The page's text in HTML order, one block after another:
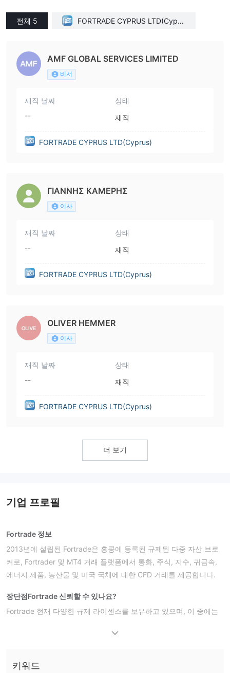
전체 5
FORTRADE CYPRUS LTD(Cypru
AMF GLOBAL SERVICES LIMITED
비서
재직 날짜
--
상태
재직
FORTRADE CYPRUS LTD(Cyprus)
ΓΙΑΝΝΗΣ ΚΑΜΕΡΗΣ
이사
재직 날짜
--
상태
재직
FORTRADE CYPRUS LTD(Cyprus)
OLIVER HEMMER
이사
재직 날짜
--
상태
재직
FORTRADE CYPRUS LTD(Cyprus)
더 보기
기업 프로필
Fortrade 정보
2013년에 설립된 Fortrade은 홍콩에 등록된 규제된 다중 자산 브로
커로, Fortrader 및 MT4 거래 플랫폼에서 통화, 주식, 지수, 귀금속,
에너지 제품, 농산물 및 미국 국채에 대한 CFD 거래를 제공합니다.
장단점Fortrade 신뢰할 수 있나요?
Fortrade 현재 다양한 규제 라이센스를 보유하고 있으며, 이 중에는
캐나다투자규제기구 (CIRO)
키워드